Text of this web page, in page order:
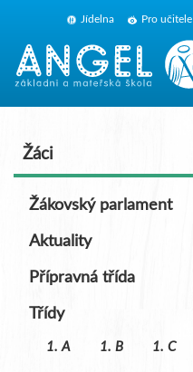
Jídelna Pro učitele
Žáci
Žákovský parlament
Aktuality
Přípravná třída
Třídy
1. A 1. B 1. C